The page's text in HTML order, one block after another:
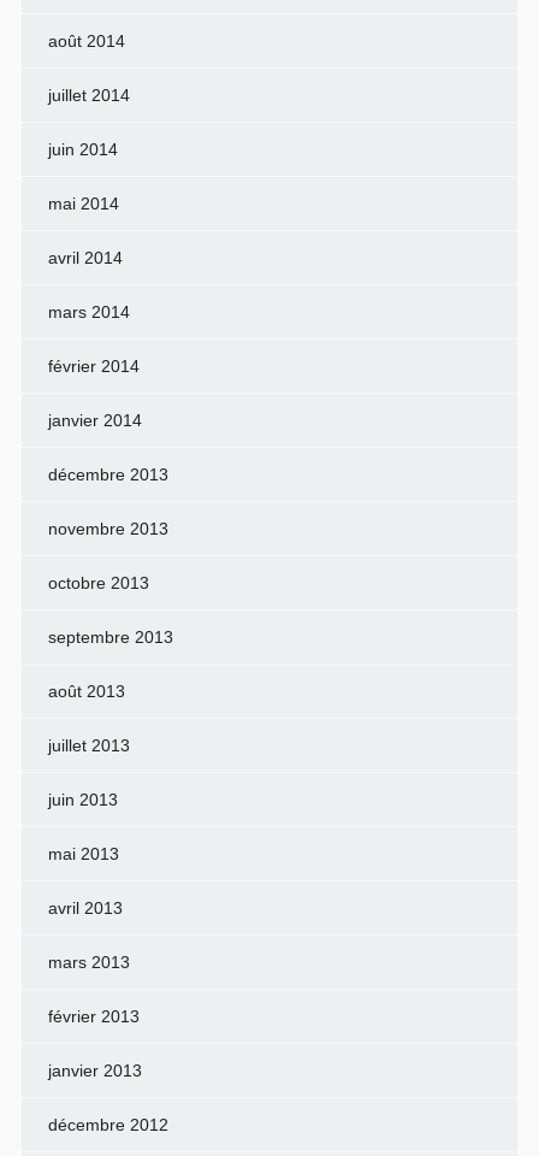
août 2014
juillet 2014
juin 2014
mai 2014
avril 2014
mars 2014
février 2014
janvier 2014
décembre 2013
novembre 2013
octobre 2013
septembre 2013
août 2013
juillet 2013
juin 2013
mai 2013
avril 2013
mars 2013
février 2013
janvier 2013
décembre 2012